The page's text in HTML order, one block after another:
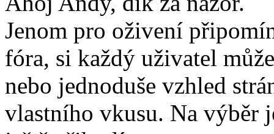
Jenom pro oživení
fóra, si každý uživatel
nebo jednoduše vzhled
vlastního vkusu. Na výběr